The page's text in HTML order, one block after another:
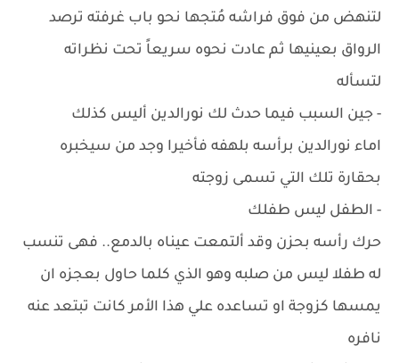
لتنهض من فوق فراشه مُتجها نحو باب غرفته ترصد
الرواق بعينيها ثم عادت نحوه سريعاً تحت نظراته
لتسأله
- جين السبب فيما حدث لك نورالدين أليس كذلك
اماء نورالدين برأسه بلهفه فأخيرا وجد من سيخبره
بحقارة تلك التي تسمى زوجته
- الطفل ليس طفلك
حرك رأسه بحزن وقد ألتمعت عيناه بالدمع.. فهى تنسب
له طفلا ليس من صلبه وهو الذي كلما حاول بعجزه ان
يمسها كزوجة او تساعده علي هذا الأمر كانت تبتعد عنه
نافره